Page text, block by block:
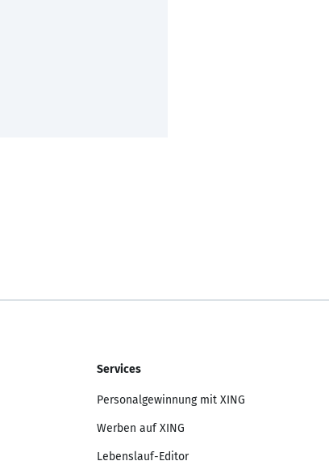
Services
Personalgewinnung mit XING
Werben auf XING
Lebenslauf-Editor